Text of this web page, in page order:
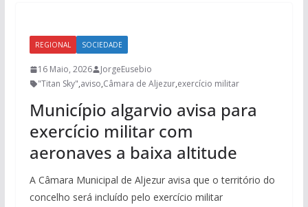
REGIONAL SOCIEDADE
16 Maio, 2026
JorgeEusebio
"Titan Sky",aviso,Câmara de Aljezur,exercício militar
Município algarvio avisa para
exercício militar com
aeronaves a baixa altitude
A Câmara Municipal de Aljezur avisa que o território do
concelho será incluído pelo exercício militar